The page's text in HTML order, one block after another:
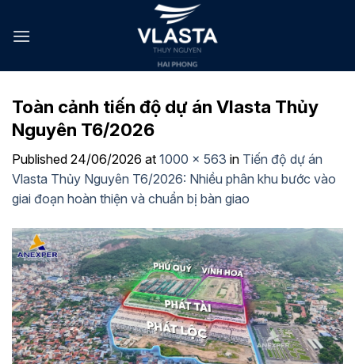
Toàn cảnh tiến độ dự án Vlasta Thủy
Nguyên T6/2026
Published 24/06/2026 at 1000 × 563 in Tiến độ dự án
Vlasta Thủy Nguyên T6/2026: Nhiều phân khu bước vào
giai đoạn hoàn thiện và chuẩn bị bàn giao